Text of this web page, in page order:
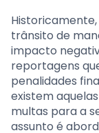
trânsito de
impacto
reportagens
penalidades
existem
multas para a
assunto é